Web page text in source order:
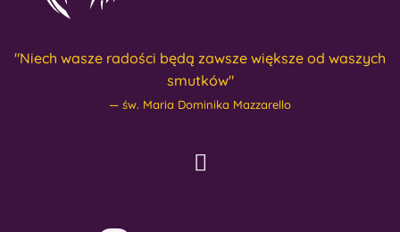
"Niech wasze radości będą zawsze większe od waszych
smutków"
św. Maria Dominika Mazzarello